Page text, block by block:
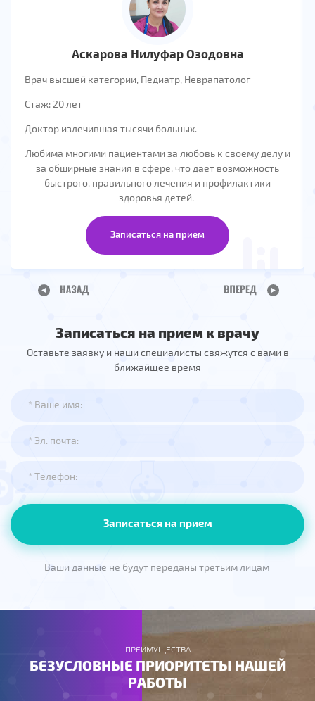
Аскарова Нилуфар Озодовна
Врач высшей категории, Педиатр, Неврапатолог
Стаж: 20 лет
Доктор излечившая тысячи больных.
Любима многими пациентами за любовь к своему делу и
за обширные знания в сфере, что даёт возможность
быстрого, правильного лечения и профилактики
здоровья детей.
Записаться на прием
Записаться на прием к врачу
Оставьте заявку и наши специалисты свяжутся с вами в
ближайщее время
Записаться на прием
Ваши данные не будут переданы третьим лицам
ПРЕИМУЩЕСТВА
БЕЗУСЛОВНЫЕ ПРИОРИТЕТЫ НАШЕЙ
РАБОТЫ